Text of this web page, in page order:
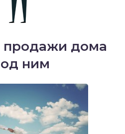
продажи дома
ним